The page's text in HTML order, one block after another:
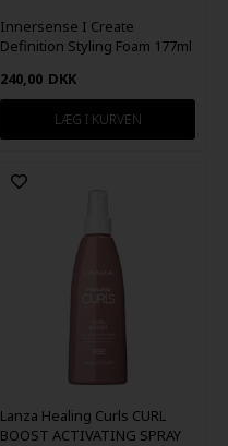
Innersense I Create
Definition Styling Foam 177ml
240,00 DKK
Lanza Healing Curls CURL
BOOST ACTIVATING SPRAY